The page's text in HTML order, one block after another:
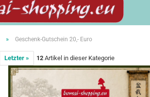
» Geschenk-Gutschein 20,- Euro
Letzter » 12 Artikel in dieser Kategorie